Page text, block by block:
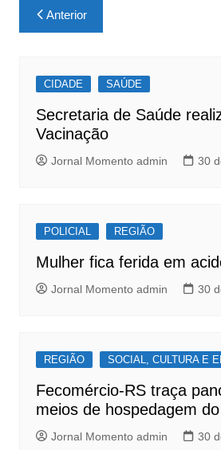
c
e
o
o
k
at
s
p
p
Navegação
de
Anterior
CIDADE SAÚDE
Secretaria de Saúde
Vacinação
Jornal Momento admin 30
POLICIAL REGIÃO
Mulher fica ferida em
Jornal Momento admin 30
REGIÃO SOCIAL, CULTURA E
Fecomércio-RS traça
meios de hospedagem
Jornal Momento admin 30